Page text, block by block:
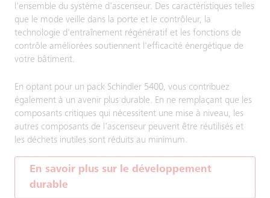
l'ensemble du système d'ascenseur. Des caractéristiques telles
que le mode veille dans la porte et le contrôleur, la
technologie d'entraînement régénératif et les fonctions de
contrôle améliorées soutiennent l'efficacité énergétique de
votre bâtiment.
En optant pour un pack Schindler 5400, vous contribuez
également à un avenir plus durable. En ne remplaçant que les
composants critiques qui nécessitent une mise à niveau, les
autres composants de l'ascenseur peuvent être réutilisés et
les déchets inutiles sont réduits au minimum.
En savoir plus sur le développement
durable